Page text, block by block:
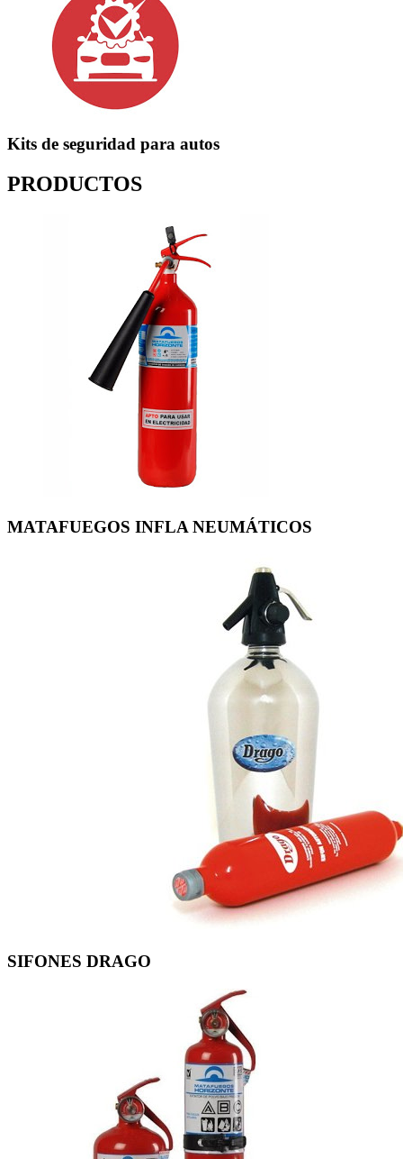
Kits de seguridad para autos
PRODUCTOS
MATAFUEGOS INFLA NEUMÁTICOS
SIFONES DRAGO